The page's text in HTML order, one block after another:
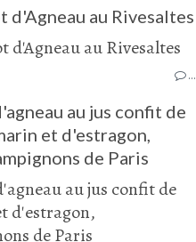
d'Agneau au Rivesaltes
…
au jus confit de
et d'estragon,
de Paris